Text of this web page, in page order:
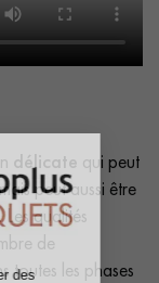
délicate qui peut
peut aussi être
qualités
de
toutes les phases